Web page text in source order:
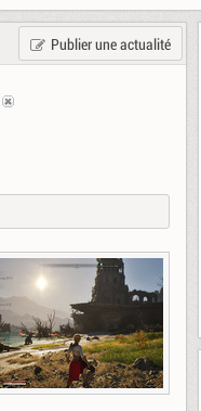
Publier une actualité